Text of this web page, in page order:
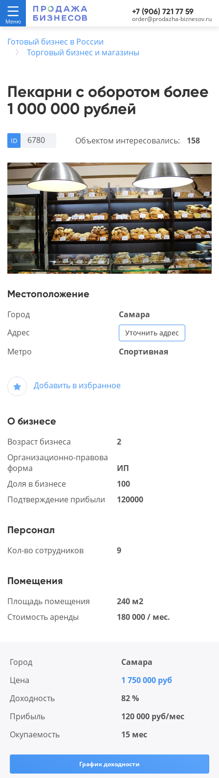
+7 (906) 721 77 59
order@prodazha-biznesov.ru
Готовый бизнес в России
Торговый бизнес и магазины
Пекарни с оборотом более
1 000 000 рублей
ID 6780 Объектом интересовались: 158
Местоположение
Город
Самара
Адрес
Уточнить адрес
Метро Спортивная
Добавить в избранное
О бизнесе
Возраст бизнеса
2
Организационно-правова
форма
ИП
Доля в бизнесе
100
Подтверждение прибыли
120000
Персонал
Кол-во сотрудников 9
Помещения
Площадь помещения
240 м2
Стоимость аренды
180 000 / мес.
Город
Самара
Цена
1 750 000 руб
Доходность
82 %
Прибыль
120 000 руб/мес
Окупаемость
15 мес
График доходности